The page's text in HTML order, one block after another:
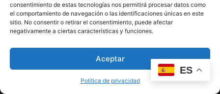
consentimiento de estas tecnologías nos permitirá procesar datos como
el comportamiento de navegación o las identificaciones únicas en este
sitio. No consentir o retirar el consentimiento, puede afectar
negativamente a ciertas características y funciones.
Aceptar
Política de privacidad
ES